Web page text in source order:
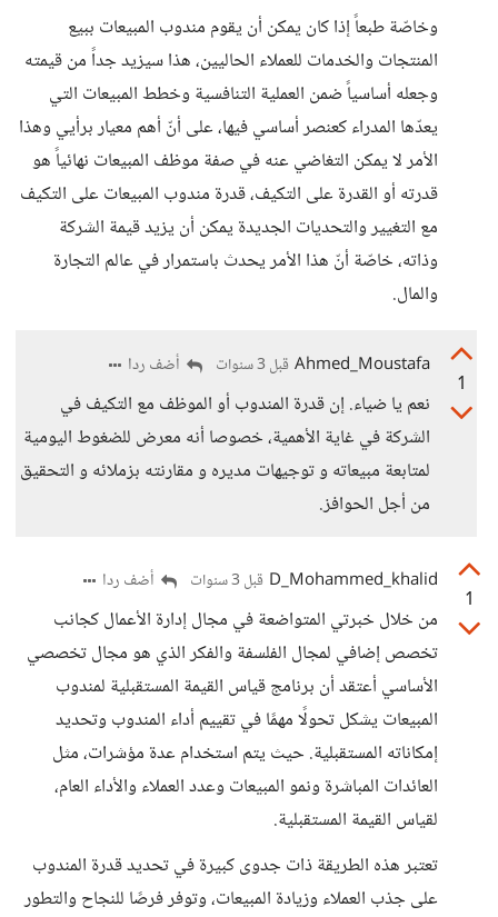
وخاصّة طبعاً إذا كان يمكن أن يقوم مندوب المبيعات ببيع
المنتجات والخدمات للعملاء الحاليين، هذا سيزيد جداً من قيمته
وجعله أساسياً ضمن العملية التنافسية وخطط المبيعات التي
يعدّها المدراء كعنصر أساسي فيها، على أنّ أهم معيار برأيي وهذا
الأمر لا يمكن التغاضي عنه في صفة موظف المبيعات نهائياً هو
قدرته أو القدرة على التكيف، قدرة مندوب المبيعات على التكيف
مع التغيير والتحديات الجديدة يمكن أن يزيد قيمة الشركة
وذاته، خاصّة أنّ هذا الأمر يحدث باستمرار في عالم التجارة
والمال.
1
Ahmed_Moustafa قبل 3 سنوات أضف ردا
نعم يا ضياء. إن قدرة المندوب أو الموظف مع التكيف في
الشركة في غاية الأهمية، خصوصا أنه معرض للضغوط اليومية
لمتابعة مبيعاته و توجيهات مديره و مقارنته بزملائه و التحقيق
من أجل الحوافز.
1
D_Mohammed_khalid قبل 3 سنوات أضف ردا
من خلال خبرتي المتواضعة في مجال إدارة الأعمال كجانب
تخصص إضافي لمجال الفلسفة والفكر الذي هو مجال تخصصي
الأساسي أعتقد أن برنامج قياس القيمة المستقبلية لمندوب
المبيعات يشكل تحولًا مهمًا في تقييم أداء المندوب وتحديد
إمكاناته المستقبلية. حيث يتم استخدام عدة مؤشرات، مثل
العائدات المباشرة ونمو المبيعات وعدد العملاء والأداء العام،
لقياس القيمة المستقبلية.
تعتبر هذه الطريقة ذات جدوى كبيرة في تحديد قدرة المندوب
على جذب العملاء وزيادة المبيعات، وتوفر فرصًا للنجاح والتطور